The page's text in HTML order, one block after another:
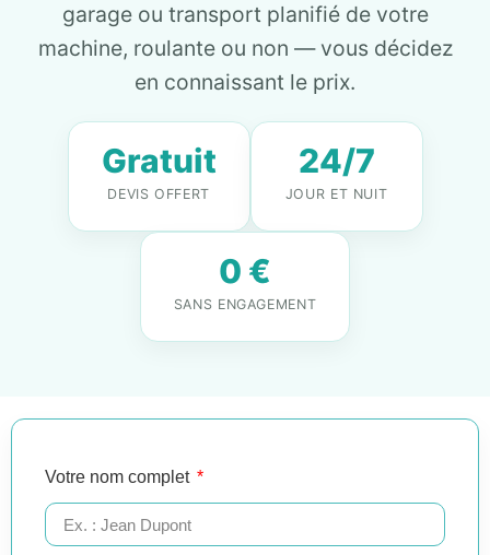
garage ou transport planifié de votre
machine, roulante ou non — vous décidez
en connaissant le prix.
Gratuit
DEVIS OFFERT
24/7
JOUR ET NUIT
0 €
SANS ENGAGEMENT
Votre nom complet